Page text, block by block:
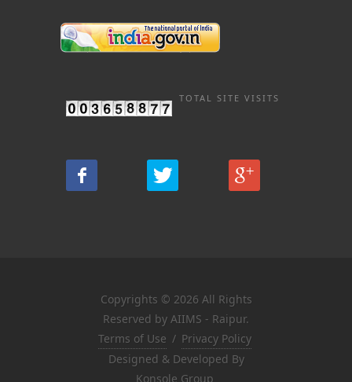
TOTAL SITE VISITS
Copyrights © 2026 All Rights
Reserved by AIIMS - Raipur.
Terms of Use / Privacy Policy
Designed & Developed By
Konsole Group